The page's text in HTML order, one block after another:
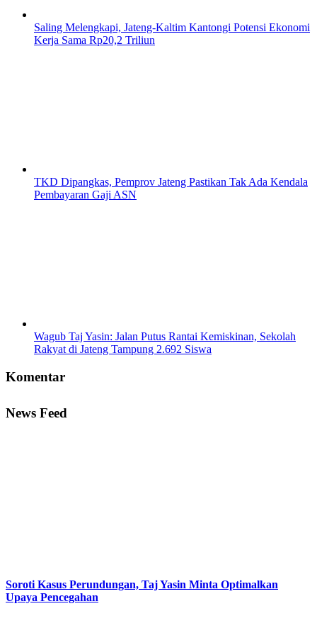
Saling Melengkapi, Jateng-Kaltim Kantongi Potensi Ekonomi
Kerja Sama Rp20,2 Triliun
TKD Dipangkas, Pemprov Jateng Pastikan Tak Ada Kendala
Pembayaran Gaji ASN
Wagub Taj Yasin: Jalan Putus Rantai Kemiskinan, Sekolah
Rakyat di Jateng Tampung 2.692 Siswa
Komentar
News Feed
Soroti Kasus Perundungan, Taj Yasin Minta Optimalkan
Upaya Pencegahan